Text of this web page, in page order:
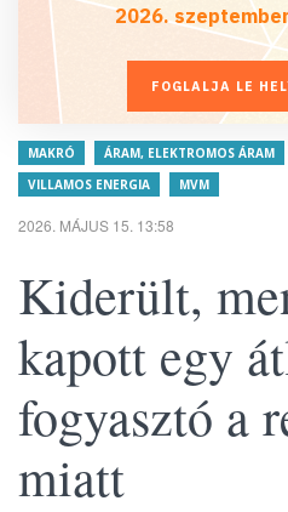
2026.
FOGLALJA LE
MAKRÓ ÁRAM, ELEKTROMOS ÁRAM
VILLAMOS ENERGIA
MVM
2026. MÁJUS 15. 13:58
Kiderült,
kapott egy
fogyasztó a
miatt